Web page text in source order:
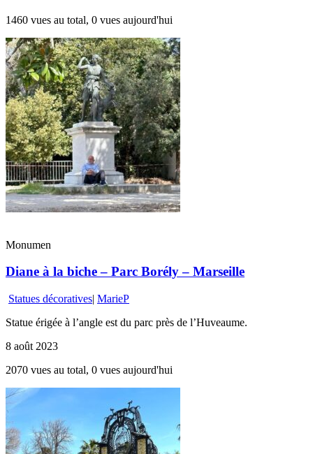
1460 vues au total, 0 vues aujourd'hui
Monumen
Diane à la biche – Parc Borély – Marseille
Statues décoratives| MarieP
Statue érigée à l’angle est du parc près de l’Huveaume.
8 août 2023
2070 vues au total, 0 vues aujourd'hui